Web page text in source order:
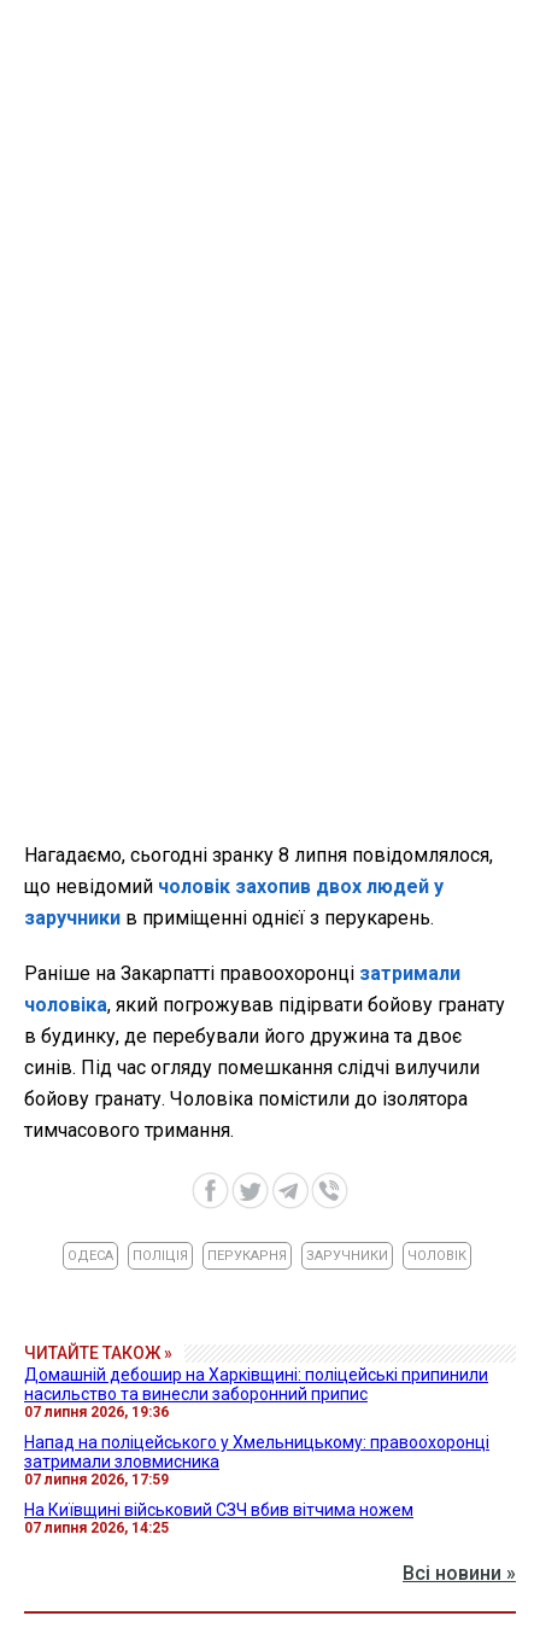
Нагадаємо, сьогодні зранку 8 липня повідомлялося,
що невідомий чоловік захопив двох людей у
заручники в приміщенні однієї з перукарень.
Раніше на Закарпатті правоохоронці затримали
чоловіка, який погрожував підірвати бойову гранату
в будинку, де перебували його дружина та двоє
синів. Під час огляду помешкання слідчі вилучили
бойову гранату. Чоловіка помістили до ізолятора
тимчасового тримання.
ОДЕСА ПОЛІЦІЯ ПЕРУКАРНЯ ЗАРУЧНИКИ ЧОЛОВІК
ЧИТАЙТЕ ТАКОЖ »
Домашній дебошир на Харківщині: поліцейські припинили
насильство та винесли заборонний припис
07 липня 2026, 19:36
Напад на поліцейського у Хмельницькому: правоохоронці
затримали зловмисника
07 липня 2026, 17:59
На Київщині військовий СЗЧ вбив вітчима ножем
07 липня 2026, 14:25
Всі новини »